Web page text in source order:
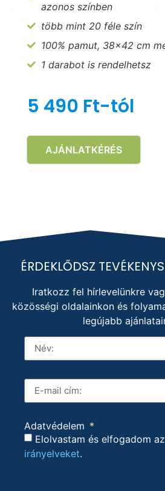
azonos színben
több mint 20 féle szín
100% pamut, 38x42 cm
1 darabot is rendelhetsz
5 490 Ft-tól
AJÁNLATKÉRÉS
ÉRDEKLŐDSZ
Iratkozz fel hírlevelünkre
közösségi oldalainkon és
legújabb
Adatvédelem
Elolvastam és elfogadom az
irányelveket.